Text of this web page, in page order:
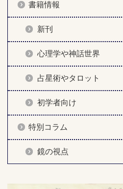
書籍情報
新刊
心理学や神話世界
占星術やタロット
初学者向け
特別コラム
鏡の視点